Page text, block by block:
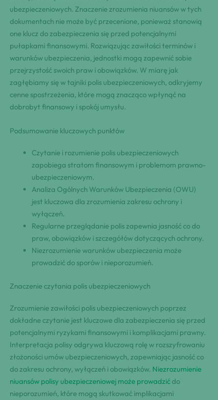
ubezpieczeniowych. Znaczenie zrozumienia niuansów w tych
dokumentach nie może być przecenione, ponieważ stanowią
one klucz do zabezpieczenia się przed potencjalnymi
pułapkami finansowymi. Rozwiązując zawiłości terminów i
warunków ubezpieczenia, jednostki mogą zapewnić sobie
przejrzystość swoich praw i obowiązków. W miarę jak
zagłębiamy się w tajniki polis ubezpieczeniowych, odkryjemy
cenne spostrzeżenia, które mogą znacząco wpłynąć na
dobrobyt finansowy i spokój umysłu.
Podsumowanie kluczowych punktów
Czytanie i rozumienie polis ubezpieczeniowych
zapobiega stratom finansowym i problemom prawno-
ubezpieczeniowym.
Analiza Ogólnych Warunków Ubezpieczenia (OWU)
jest kluczowa dla zrozumienia zakresu ochrony i
wyłączeń.
Regularne przeglądanie polis zapewnia jasność co do
praw, obowiązków i szczegółów dotyczących ochrony.
Niezrozumienie warunków ubezpieczenia może
prowadzić do sporów i nieporozumień.
Znaczenie czytania polis ubezpieczeniowych
Zrozumienie zawiłości polis ubezpieczeniowych poprzez
dokładne czytanie jest kluczowe dla zabezpieczenia się przed
potencjalnymi ryzykami finansowymi i komplikacjami prawny.
Interpretacja polisy odgrywa kluczową rolę w rozszyfrowaniu
złożoności umów ubezpieczeniowych, zapewniając jasność co
do zakresu ochrony, wyłączeń i obowiązków. Niezrozumienie
niuansów polisy ubezpieczeniowej może prowadzić do
nieporozumień, które mogą skutkować implikacjami